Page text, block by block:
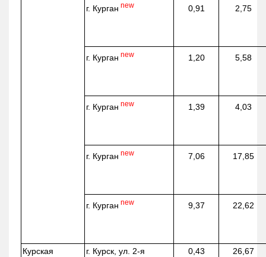
г. Курган new 0,91 2,75
г. Курган new 1,20 5,58
г. Курган new 1,39 4,03
г. Курган new 7,06 17,85
г. Курган new 9,37 22,62
Курская
г. Курск, ул. 2-я
0,43 26,67